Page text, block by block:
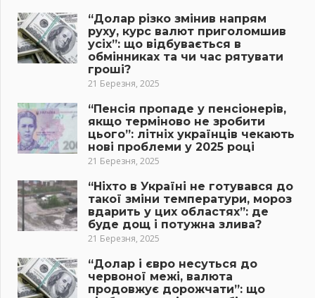
“Долар різко змінив напрям
руху, курс валют приголомшив
усіх”: що відбувається в
обмінниках та чи час рятувати
гроші?
21 Березня, 2025
“Пенсія пропаде у пенсіонерів,
якщо терміново не зробити
цього”: літніх українців чекають
нові проблеми у 2025 році
21 Березня, 2025
“Ніхто в Україні не готувався до
такої зміни температури, мороз
вдарить у цих областях”: де
буде дощ і потужна злива?
21 Березня, 2025
“Долар і євро несуться до
червоної межі, валюта
продовжує дорожчати”: що